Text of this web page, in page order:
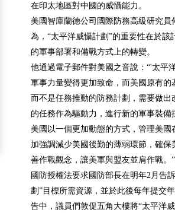
在印太地區對中國的威懾能力。
美國智庫蘭德公司國際防務高級研究員
為，“太平洋威懾計劃”的重要性在於該
的軍事部署和備戰方式上的轉變。
他通過電子郵件對美國之音說：“'太平
軍事力量變得更加致命，而美國原有
而不是任務推動的防務計劃，需要做
的任務作為驅動力，進行新的軍事裝
美國以一個更加動態的方式，管理美
加強調減少美國後勤的薄弱環節，確
善作戰觀念，讓美軍與盟友並肩作戰。”
國防授權法要求國防部長在明年2月告
劃”目標所需資源，並於此後每年提交
告中，議員們敦促五角大樓將“太平洋